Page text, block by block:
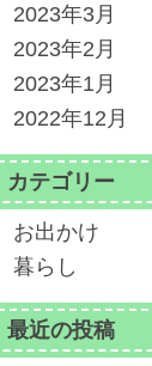
2023年3月
2023年2月
2023年1月
2022年12月
カテゴリー
お出かけ
暮らし
最近の投稿